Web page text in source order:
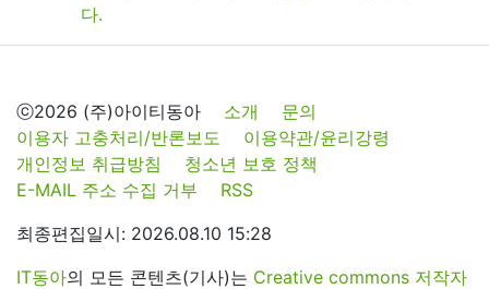
ⓒ2026 (주)아이티동아 소개
문의
이용자 고충처리/반론보도
이용약관/윤리강령
개인정보 취급방침
청소년 보호 정책
E-MAIL 주소 수집 거부
RSS
최종편집일시: 2026.08.10 15:28
IT동아의 모든 콘텐츠(기사)는 Creative commons 저작자